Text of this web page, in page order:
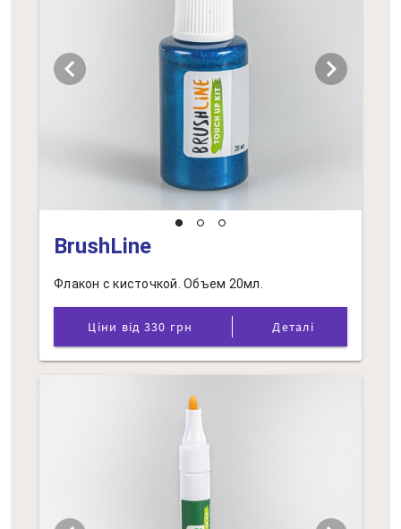
chevron_left chevron_right
BrushLine
Флакон с кисточкой. Объем 20мл.
Ціни від 330 грн Деталі